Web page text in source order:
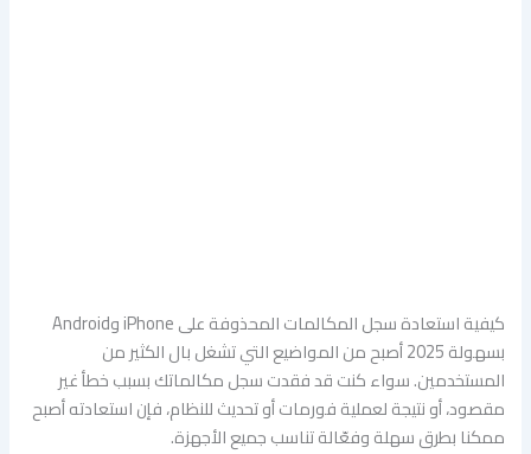
كيفية استعادة سجل المكالمات المحذوفة على iPhone وAndroid
بسهولة 2025 أصبح من المواضيع التي تشغل بال الكثير من
المستخدمين. سواء كنت قد فقدت سجل مكالماتك بسبب خطأ غير
مقصود، أو نتيجة لعملية فورمات أو تحديث للنظام، فإن استعادته أصبح
ممكنا بطرق سهلة وفعّالة تناسب جميع الأجهزة.